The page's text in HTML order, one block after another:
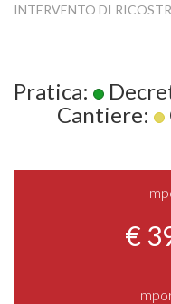
INTERVENTO DI
Pratica:
Cantiere:
€